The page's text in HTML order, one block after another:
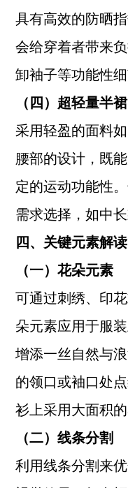
具有高效的防晒
会给穿着者带来
卸袖子等功能性
（四）超轻量半裙
采用轻盈的面料
腰部的设计，既
定的运动功能性
需求选择，如中长
四、关键元素解读
（一）花朵元素
可通过刺绣、印
朵元素应用于服
增添一丝自然与
的领口或袖口处
衫上采用大面积的
（二）线条分割
利用线条分割来